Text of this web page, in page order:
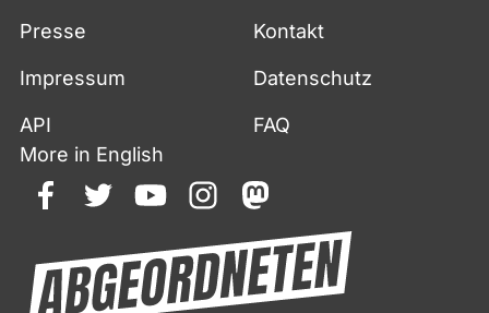
Presse Kontakt
Impressum Datenschutz
API
FAQ
More in English
facebooktwitteryoutubeinstagrammastodon